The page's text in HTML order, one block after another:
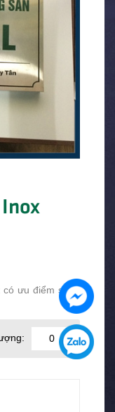
Inox
có ưu điểm sang